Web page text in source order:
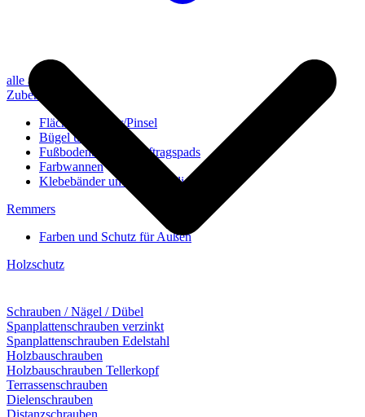
alle anzeigen
Zubehör
Flächenstreicher/Pinsel
Bügel und Rollen
Fußbodenbürsten/Auftragspads
Farbwannen
Klebebänder und Abdeckvlies
Remmers
Farben und Schutz für Außen
Holzschutz
Schrauben / Nägel / Dübel
Spanplattenschrauben verzinkt
Spanplattenschrauben Edelstahl
Holzbauschrauben
Holzbauschrauben Tellerkopf
Terrassenschrauben
Dielenschrauben
Distanzschrauben